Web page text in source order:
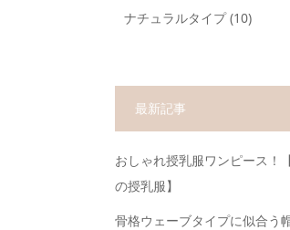
ナチュラルタイプ(10)
最新記事
おしゃれ授乳服ワンピース！
の授乳服】
骨格ウェーブタイプに似合う